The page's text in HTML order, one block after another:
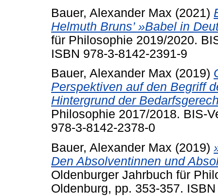
Bauer, Alexander Max (2021)
Helmuth Bruns’ »Babel in
für Philosophie 2019/2020.
ISBN 978-3-8142-2391-9
Bauer, Alexander Max (2019)
Perspektiven auf den Begriff
Hintergrund der
Philosophie 2017/2018. BIS-
978-3-8142-2378-0
Bauer, Alexander Max (2019)
Den Absolventinnen und
Oldenburger Jahrbuch für
Oldenburg, pp. 353-357.